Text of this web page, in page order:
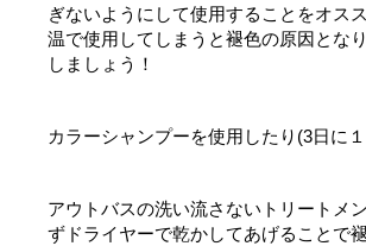
ぎないようにして使用することをオス
温で使用してしまうと褪色の原因とな
しましょう！
カラーシャンプーを使用したり(3日に
アウトバスの洗い流さないトリートメ
ずドライヤーで乾かしてあげることで